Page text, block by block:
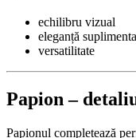
echilibru vizual
eleganță
versatilitate
Papion –
Papionul completează